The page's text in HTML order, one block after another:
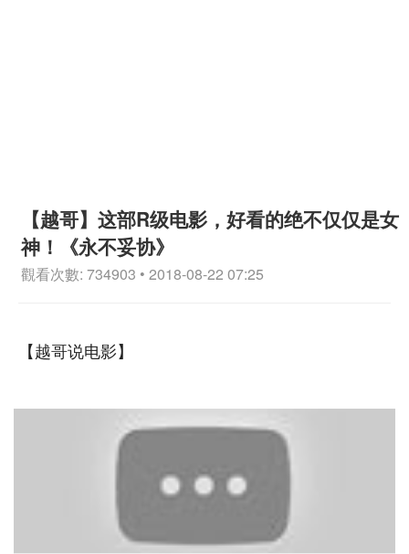
【越哥】这部R级电影，好看的绝不仅仅是女
神！《永不妥协》
觀看次數: 734903 • 2018-08-22 07:25
【越哥说电影】